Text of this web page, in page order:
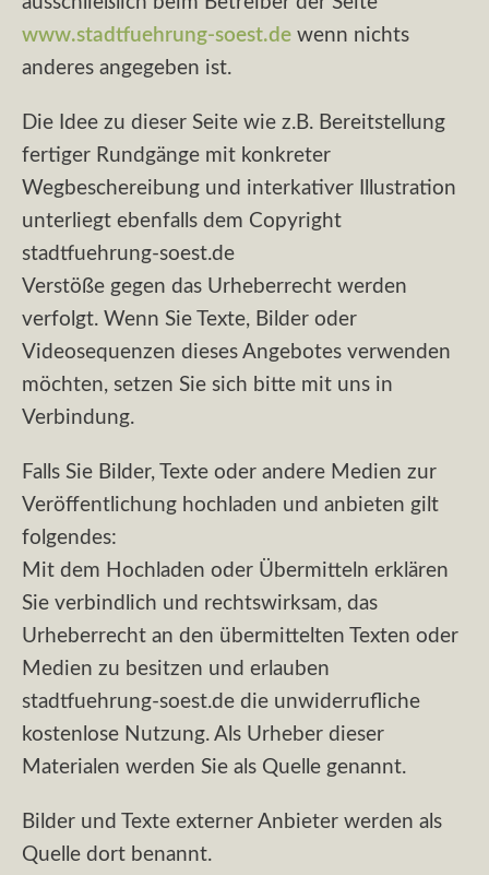
www.stadtfuehrung-soest.de wenn nichts
anderes angegeben ist.
Die Idee zu dieser Seite wie z.B. Bereitstellung
fertiger Rundgänge mit konkreter
Wegbeschereibung und interkativer Illustration
unterliegt ebenfalls dem Copyright
stadtfuehrung-soest.de
Verstöße gegen das Urheberrecht werden
verfolgt. Wenn Sie Texte, Bilder oder
Videosequenzen dieses Angebotes verwenden
möchten, setzen Sie sich bitte mit uns in
Verbindung.
Falls Sie Bilder, Texte oder andere Medien zur
Veröffentlichung hochladen und anbieten gilt
folgendes:
Mit dem Hochladen oder Übermitteln erklären
Sie verbindlich und rechtswirksam, das
Urheberrecht an den übermittelten Texten oder
Medien zu besitzen und erlauben
stadtfuehrung-soest.de die unwiderrufliche
kostenlose Nutzung. Als Urheber dieser
Materialen werden Sie als Quelle genannt.
Bilder und Texte externer Anbieter werden als
Quelle dort benannt.